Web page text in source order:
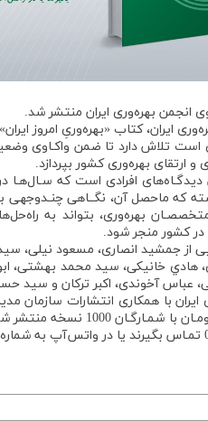
انجمن بهره‌وری ایران منتشر شد.
است تلاش دارد تا ضمن واکـاوی
ارتقای بهره‌وری کشور بپردازد.
دیدگـاه‌های افرادی است که
که ماحصل آن، نگــاهی
بهره‌وری، بتواند به
کشور منجر شود.
از جمشيد انصاری، مسعود نيلی،
هادي خانيكی، سيد محمد بهشتی،
عباس آخوندی، اكبر تركان و سيد